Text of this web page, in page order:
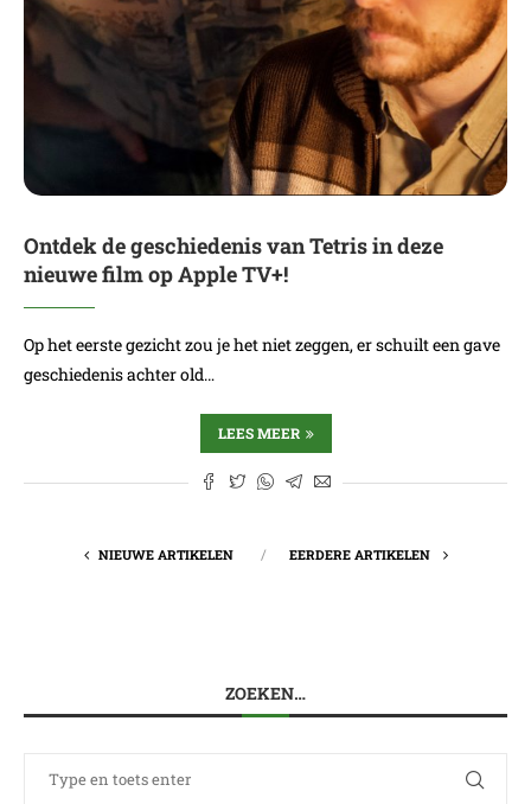
Ontdek de geschiedenis van Tetris in deze
nieuwe film op Apple TV+!
Op het eerste gezicht zou je het niet zeggen, er schuilt een gave
geschiedenis achter old…
LEES MEER
NIEUWE ARTIKELEN EERDERE ARTIKELEN
ZOEKEN…